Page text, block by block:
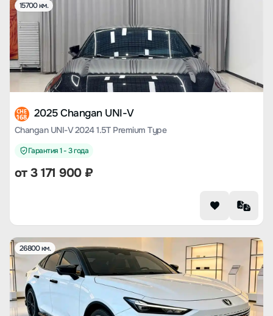
15700 км.
CHE
168 2025 Changan UNI-V
Changan UNI-V 2024 1.5T Premium Type
Гарантия 1 - 3 года
от3 171 900₽
26800 км.